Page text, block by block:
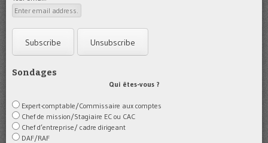
Sondages
Qui êtes-vous ?
Expert-comptable/Commissaire aux comptes
Chef de mission/Stagiaire EC ou CAC
Chef d’entreprise/ cadre dirigeant
DAF/RAF